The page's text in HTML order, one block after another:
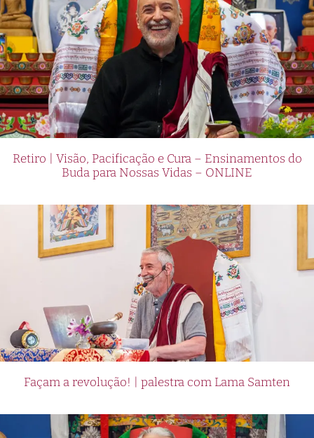
Retiro | Visão, Pacificação e Cura – Ensinamentos do
Buda para Nossas Vidas – ONLINE
Façam a revolução! | palestra com Lama Samten